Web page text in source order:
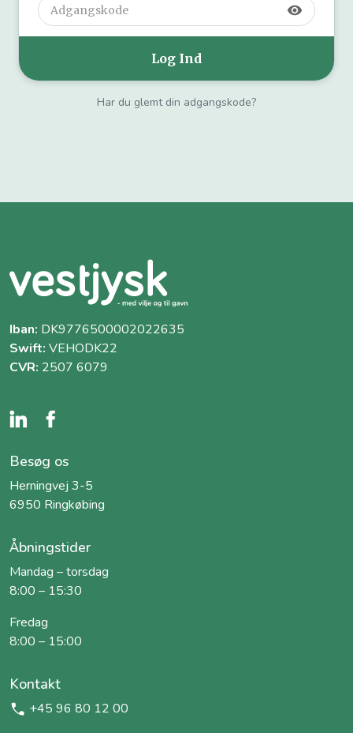
visibility
Har du glemt din adgangskode?
Iban: DK9776500002022635
Swift: VEHODK22
CVR: 2507 6079
Besøg os
Herningvej 3-5
6950 Ringkøbing
Åbningstider
Mandag – torsdag
8:00 – 15:30
Fredag
8:00 – 15:00
Kontakt
+45 96 80 12 00